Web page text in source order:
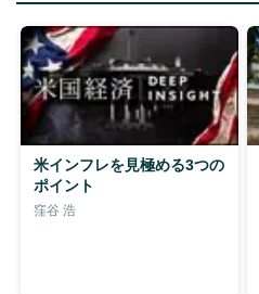
米インフレを見極める3つの
ポイント
窪谷 浩